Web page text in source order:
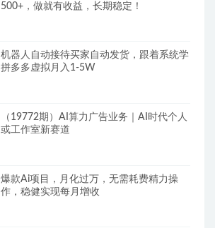
500+，做就有收益，长期稳定！
机器人自动接待买家自动发货，跟着系统学
拼多多虚拟月入1-5W
（19772期）AI算力广告业务｜AI时代个人
或工作室新赛道
爆款Ai项目，月化过万，无需耗费精力操
作，稳健实现每月增收